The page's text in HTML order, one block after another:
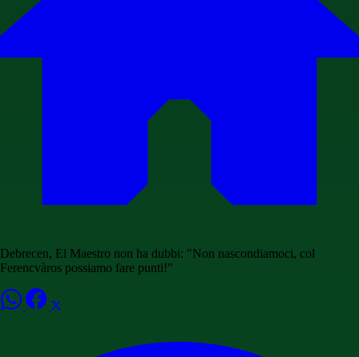
Debrecen, El Maestro non ha dubbi: "Non nascondiamoci, col
Ferencvàros possiamo fare punti!"